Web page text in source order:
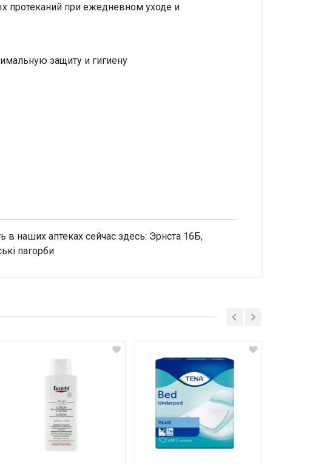
протеканий при ежедневном уходе и
защиту и гигиену
наших аптеках сейчас здесь: Эрнста 16Б,
пагорби